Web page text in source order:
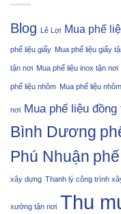
Blog Lê Lợi Mua phế
phế liệu giấy Mua phế liệu giấy
tận nơi Mua phế liệu inox tận nơi
phế liệu nhôm Mua phế liệu
nơi Mua phế liệu đồng
Bình Dương
Phú Nhuận
xây dựng Thanh lý công trình
xưởng tận nơi Thu